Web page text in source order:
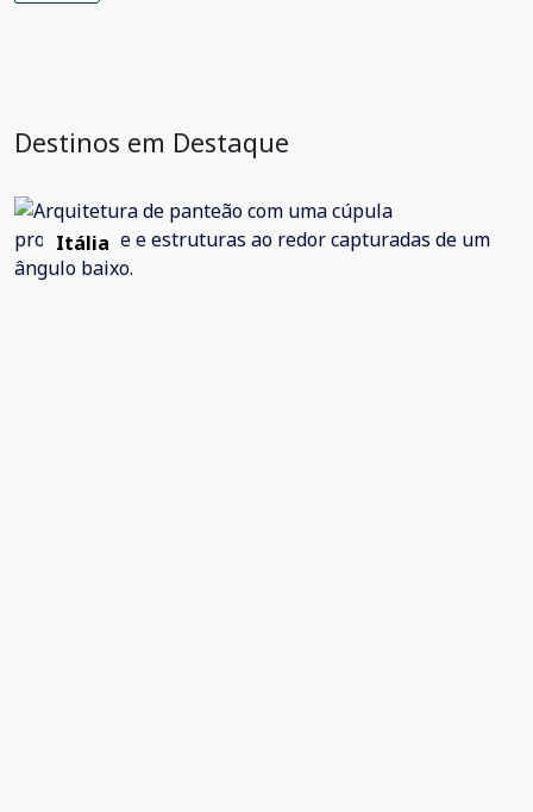
Destinos em Destaque
Itália